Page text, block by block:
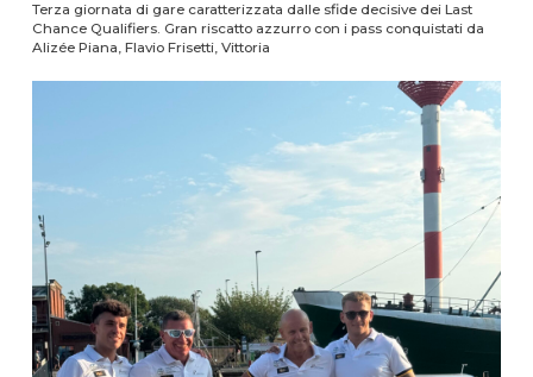
Terza giornata di gare caratterizzata dalle sfide decisive dei Last
Chance Qualifiers. Gran riscatto azzurro con i pass conquistati da
Alizée Piana, Flavio Frisetti, Vittoria